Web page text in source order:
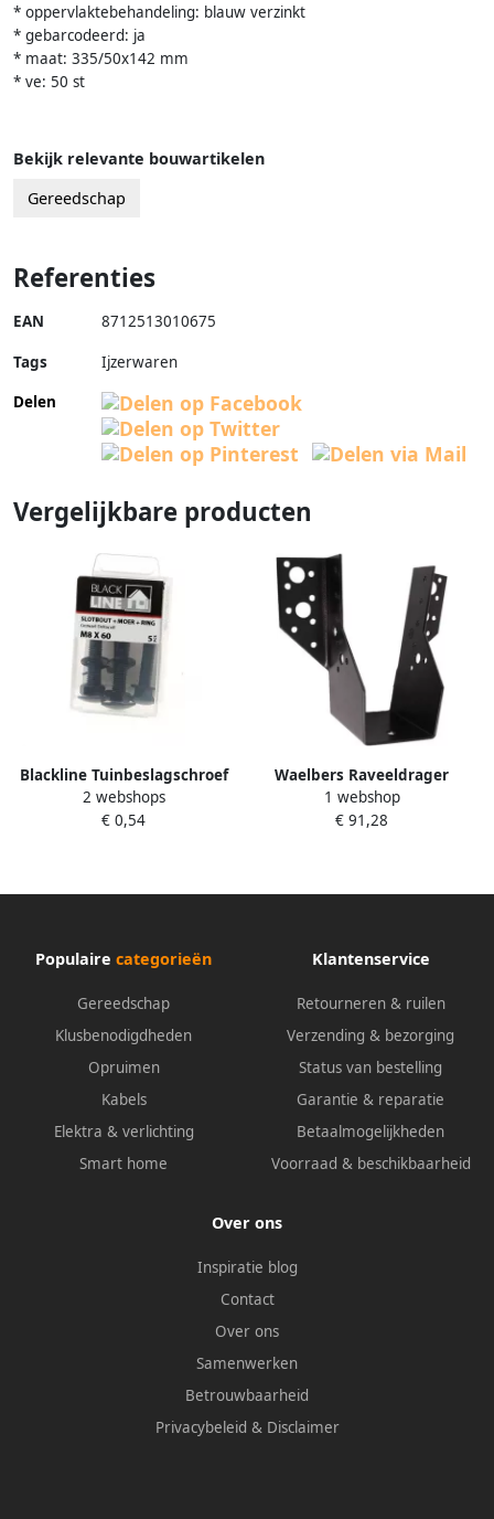
* oppervlaktebehandeling: blauw verzinkt
* gebarcodeerd: ja
* maat: 335/50x142 mm
* ve: 50 st
Bekijk relevante bouwartikelen
Gereedschap
Referenties
EAN 8712513010675
Tags
Ijzerwaren
Delen
Vergelijkbare producten
Blackline Tuinbeslagschroef
Ar-Coating Ovk Zwarte Kop
Torx TX30 6.0X40 | 30 stuks
2 webshops
€ 0,54
Waelbers Raveeldrager
zwaar 335 59x138mm Zwart
50 Stuk(s) 8527EAN.11
1 webshop
€ 91,28
Populaire categorieën
Gereedschap
Klusbenodigdheden
Opruimen
Kabels
Elektra & verlichting
Smart home
Klantenservice
Retourneren & ruilen
Verzending & bezorging
Status van bestelling
Garantie & reparatie
Betaalmogelijkheden
Voorraad & beschikbaarheid
Over ons
Inspiratie blog
Contact
Over ons
Samenwerken
Betrouwbaarheid
Privacybeleid & Disclaimer